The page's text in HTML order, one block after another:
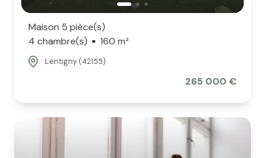
Maison 5 pièce(s)
4 chambre(s)
160 m²
Lentigny (42155)
265 000 €